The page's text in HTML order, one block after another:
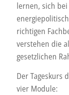
lernen, sich
richtigen
verstehen die
gesetzlichen
Der Tageskurs
vier Module: